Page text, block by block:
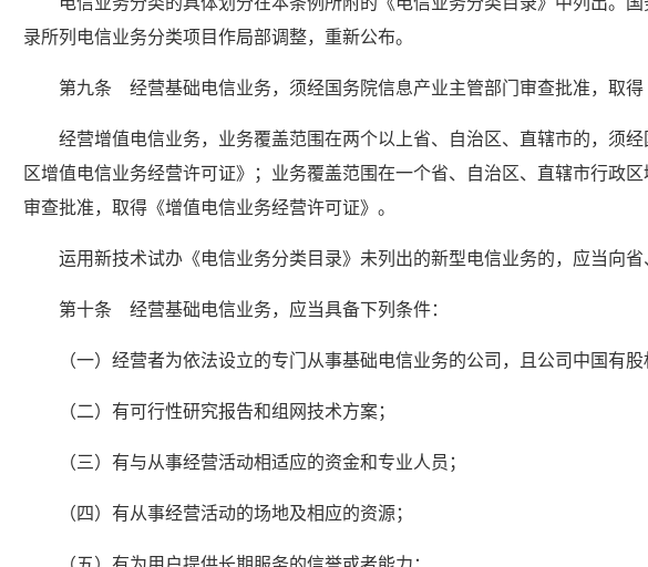
录所列电信业务分类项目作局部调整，重新公布。
第九条　经营基础电信业务，须经国务院信息产业主管部门审查批准，取得
经营增值电信业务，业务覆盖范围在两个以上省、自治区、直辖市的，须经
区增值电信业务经营许可证》；业务覆盖范围在一个省、自治区、直辖市行政
审查批准，取得《增值电信业务经营许可证》。
运用新技术试办《电信业务分类目录》未列出的新型电信业务的，应当向省
第十条　经营基础电信业务，应当具备下列条件：
（一）经营者为依法设立的专门从事基础电信业务的公司，且公司中国有股
（二）有可行性研究报告和组网技术方案；
（三）有与从事经营活动相适应的资金和专业人员；
（四）有从事经营活动的场地及相应的资源；